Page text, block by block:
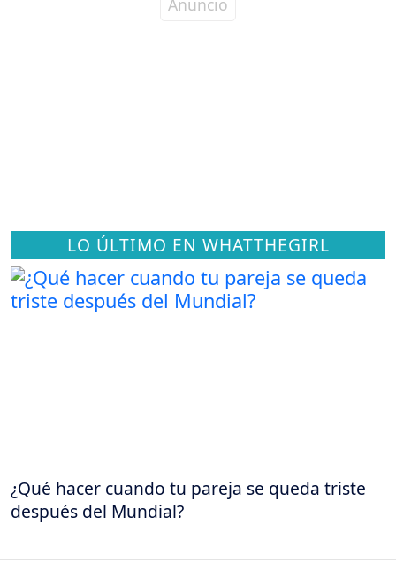
LO ÚLTIMO EN WHATTHEGIRL
¿Qué hacer cuando tu pareja se queda triste
después del Mundial?